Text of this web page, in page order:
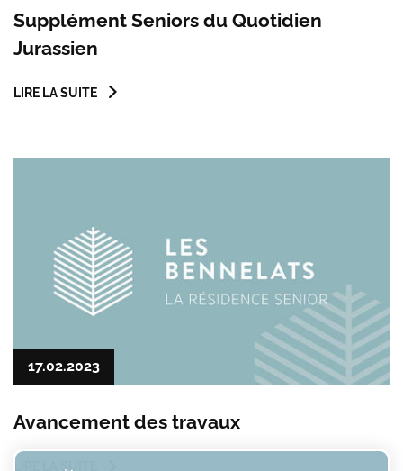
Supplément Seniors du Quotidien
Jurassien
LIRE LA SUITE
17.02.2023
Avancement des travaux
LIRE LA SUITE